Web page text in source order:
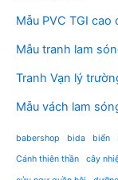
Mẫu PVC TGI cao
Mẫu tranh lam
Tranh Vạn lý
Mẫu vách lam
babershop bida biển
Cánh thiên thần
cây